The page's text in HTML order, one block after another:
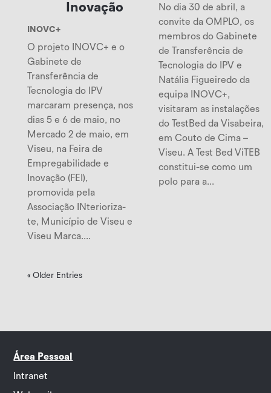
Inovação
INOVC+
O projeto INOVC+ e o
Gabinete de
Transferência de
Tecnologia do IPV
marcaram presença, nos
dias 5 e 6 de maio, no
Mercado 2 de maio, em
Viseu, na Feira de
Empregabilidade e
Inovação (FEI),
promovida pela
Associação INterioriza-
te, Município de Viseu e
Viseu Marca....
No dia 30 de abril, a
convite da OMPLO, os
membros do Gabinete
de Transferência de
Tecnologia do IPV e
Natália Figueiredo da
equipa INOVC+,
visitaram as instalações
do TestBed da Visabeira,
em Couto de Cima –
Viseu. A Test Bed ViTEB
constitui-se como um
polo para a...
« Older Entries
Área Pessoal
Intranet